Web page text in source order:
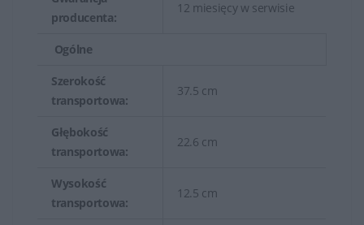
producenta:
12 miesięcy w serwisie
Ogólne
Szerokość
transportowa:
37.5 cm
Głębokość
transportowa:
22.6 cm
Wysokość
transportowa:
12.5 cm